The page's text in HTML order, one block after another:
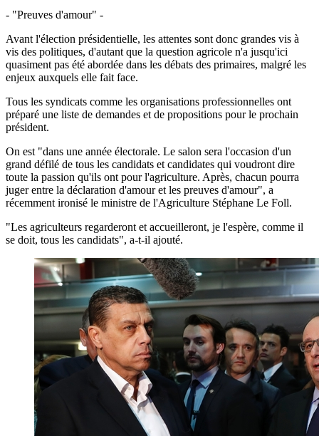
- "Preuves d'amour" -
Avant l'élection présidentielle, les attentes sont donc grandes vis à
vis des politiques, d'autant que la question agricole n'a jusqu'ici
quasiment pas été abordée dans les débats des primaires, malgré les
enjeux auxquels elle fait face.
Tous les syndicats comme les organisations professionnelles ont
préparé une liste de demandes et de propositions pour le prochain
président.
On est "dans une année électorale. Le salon sera l'occasion d'un
grand défilé de tous les candidats et candidates qui voudront dire
toute la passion qu'ils ont pour l'agriculture. Après, chacun pourra
juger entre la déclaration d'amour et les preuves d'amour", a
récemment ironisé le ministre de l'Agriculture Stéphane Le Foll.
"Les agriculteurs regarderont et accueilleront, je l'espère, comme il
se doit, tous les candidats", a-t-il ajouté.